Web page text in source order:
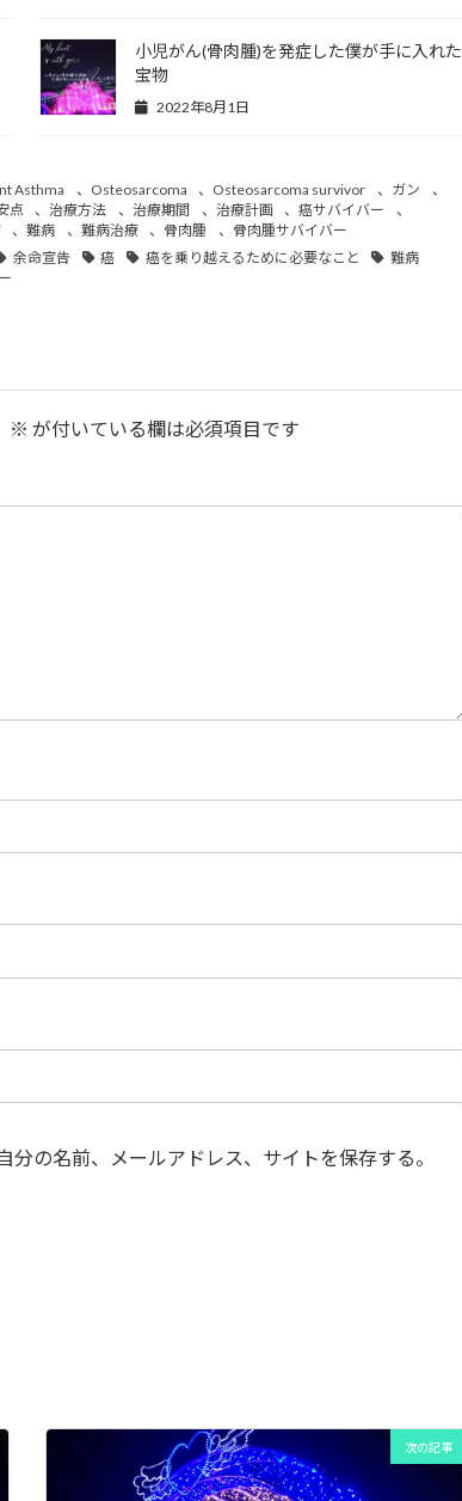
小児がん(骨肉腫)を発症した僕が手に入れた
宝物
2022年8月1日
Asthma 、 Osteosarcoma 、 Osteosarcoma survivor 、 ガン
、
点 、治療方法 、 治療期間 、 治療計画 、癌サバイバー
、
、難病 、 難病治療 、 骨肉腫 、 骨肉腫サバイバー
余命宣告 癌 癌を乗り越えるために必要なこと
難病
※ が付いている欄は必須項目です
の名前、メールアドレス、サイトを保存する。
次の記事